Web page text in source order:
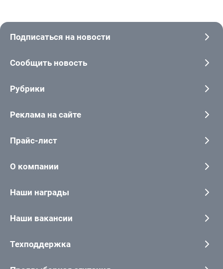
Подписаться на новости
Сообщить новость
Рубрики
Реклама на сайте
Прайс-лист
О компании
Наши награды
Наши вакансии
Техподдержка